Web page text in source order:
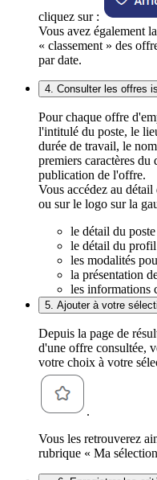
cliquez sur :
Vous avez également
« classement » des
par date.
4. Consulter les offres
Pour chaque offre
l'intitulé du poste, le
durée de travail, le
premiers caractères du
publication de l'offre.
Vous accédez au
ou sur le logo sur la
le détail du
le détail du
les modalités
la présentation
les informations
5. Ajouter à votre
Depuis la page de
d'une offre consultée,
votre choix à votre
.
Vous les retrouverez
rubrique « Ma